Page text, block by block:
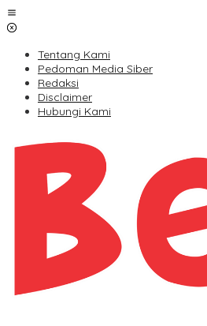
Lewati
ke
Tentang Kami
Pedoman Media Siber
Redaksi
Disclaimer
Hubungi Kami